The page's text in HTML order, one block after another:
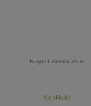
Berghoff Panvica 24cm
Na sklade